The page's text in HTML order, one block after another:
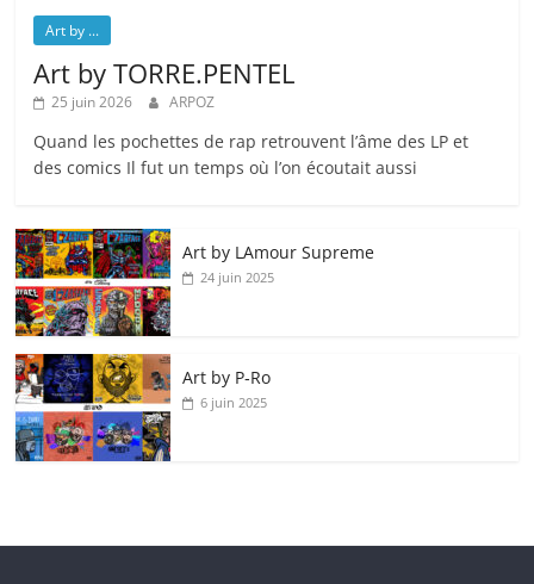
Art by ...
Art by TORRE.PENTEL
25 juin 2026 ARPOZ
Quand les pochettes de rap retrouvent l’âme des LP et
des comics Il fut un temps où l’on écoutait aussi
Art by LAmour Supreme
24 juin 2025
Art by P‑Ro
6 juin 2025